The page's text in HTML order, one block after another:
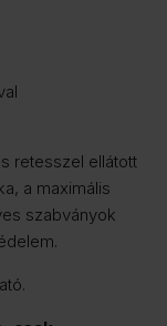
retesszel ellátott
a maximális
szabványok